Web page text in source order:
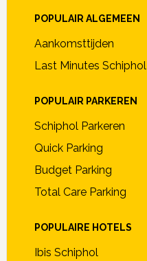
POPULAIR ALGEMEEN
Aankomsttijden
Last Minutes Schiphol
POPULAIR PARKEREN
Schiphol Parkeren
Quick Parking
Budget Parking
Total Care Parking
POPULAIRE HOTELS
Ibis Schiphol